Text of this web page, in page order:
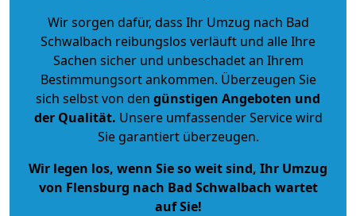
Wir sorgen dafür, dass Ihr Umzug nach Bad
Schwalbach reibungslos verläuft und alle Ihre
Sachen sicher und unbeschadet an Ihrem
Bestimmungsort ankommen. Überzeugen Sie
sich selbst von den günstigen Angeboten und
der Qualität. Unsere umfassender Service wird
Sie garantiert überzeugen.
Wir legen los, wenn Sie so weit sind, Ihr Umzug
von Flensburg nach Bad Schwalbach wartet
auf Sie!